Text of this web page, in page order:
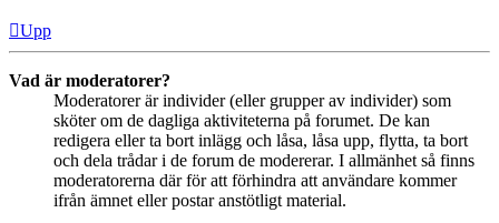
Upp
Vad är moderatorer?
Moderatorer är individer (eller grupper av individer) som
sköter om de dagliga aktiviteterna på forumet. De kan
redigera eller ta bort inlägg och låsa, låsa upp, flytta, ta bort
och dela trådar i de forum de modererar. I allmänhet så finns
moderatorerna där för att förhindra att användare kommer
ifrån ämnet eller postar anstötligt material.